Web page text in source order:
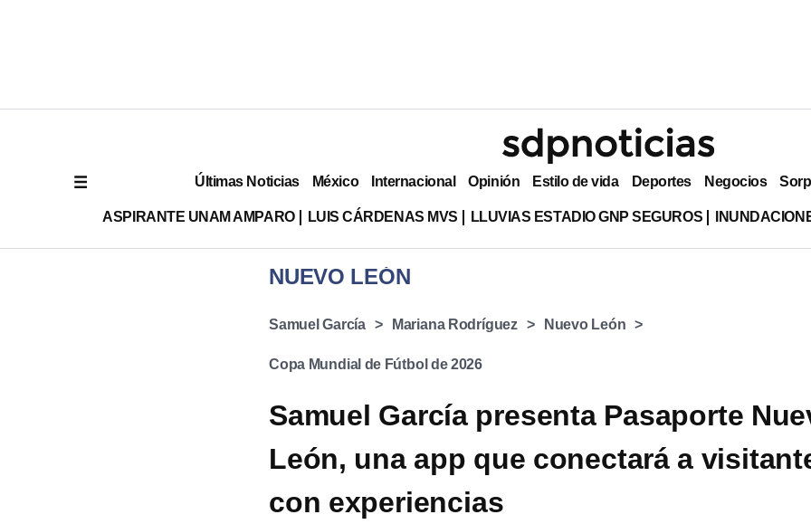
Últimas Noticias México Internacional Opinión Estilo de vida Deportes Negocios
ASPIRANTE UNAM AMPARO LUIS CÁRDENAS MVS LLUVIAS ESTADIO GNP SEGUROS
NUEVO LEÓN
Samuel García Mariana Rodríguez Nuevo León
Copa Mundial de Fútbol de 2026
Samuel García presenta Pasaporte
León, una app que conectará a
con experiencias